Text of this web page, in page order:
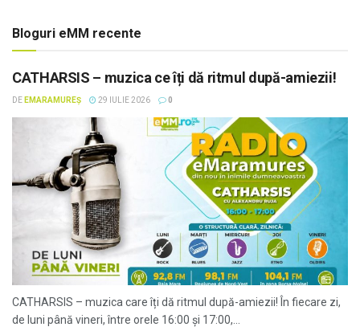
Bloguri eMM recente
CATHARSIS – muzica ce îți dă ritmul după-amiezii!
DE EMARAMUREȘ 29 IULIE 2026 0
CATHARSIS – muzica care îți dă ritmul după-amiezii! În fiecare zi,
de luni până vineri, între orele 16:00 și 17:00,...